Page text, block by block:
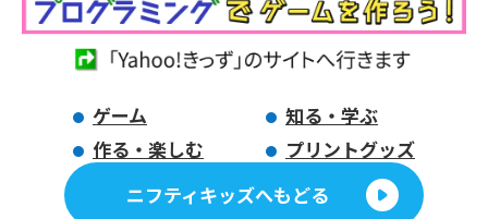
ゲーム
知る・学ぶ
作る・楽しむ
プリントグッズ
ニフティキッズへもどる